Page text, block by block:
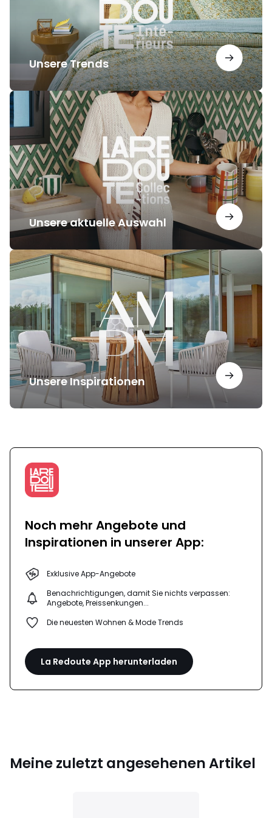
Unsere Trends
Unsere aktuelle Auswahl
Unsere
aktuelle
Auswahl
Unsere Inspirationen
Unsere
Inspirationen
Noch mehr Angebote und
Inspirationen in unserer App:
Exklusive App-Angebote
Benachrichtigungen, damit Sie nichts verpassen:
Angebote, Preissenkungen...
Die neuesten Wohnen & Mode Trends
La Redoute App herunterladen
Meine zuletzt angesehenen Artikel